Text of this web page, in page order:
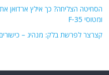
הסחיטה הצליחה? כך אילץ ארדואן
ומטוסי F-35
קצרצר לפרשת בלק: מנהיג – כישורים